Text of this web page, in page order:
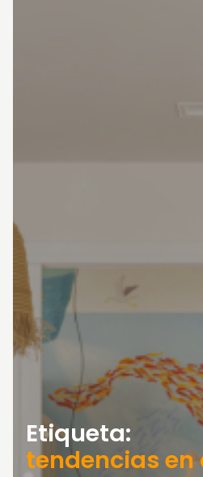
Etiqueta:
tendencias